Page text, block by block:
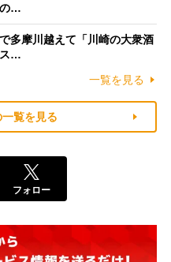
…
多摩川越えて「川崎の大衆酒
…
一覧を見る
覧を見る
フォロー